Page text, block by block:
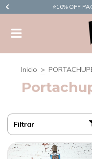
​⭐10% OFF
Inicio >
Filtrar